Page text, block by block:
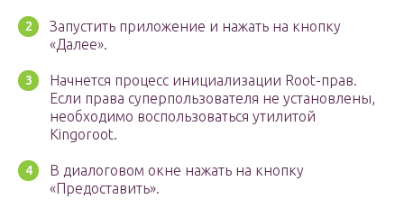
Запустить приложение и нажать на кнопку
«Далее».
Начнется процесс инициализации Root-прав.
Если права суперпользователя не установлены,
необходимо воспользоваться утилитой
Kingoroot.
В диалоговом окне нажать на кнопку
«Предоставить».